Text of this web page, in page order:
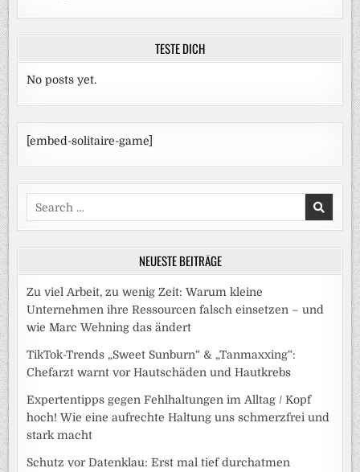
TESTE DICH
No posts yet.
[embed-solitaire-game]
Search
for:
NEUESTE BEITRÄGE
Zu viel Arbeit, zu wenig Zeit: Warum kleine
Unternehmen ihre Ressourcen falsch einsetzen – und
wie Marc Wehning das ändert
TikTok-Trends „Sweet Sunburn“ & „Tanmaxxing“:
Chefarzt warnt vor Hautschäden und Hautkrebs
Expertentipps gegen Fehlhaltungen im Alltag / Kopf
hoch! Wie eine aufrechte Haltung uns schmerzfrei und
stark macht
Schutz vor Datenklau: Erst mal tief durchatmen